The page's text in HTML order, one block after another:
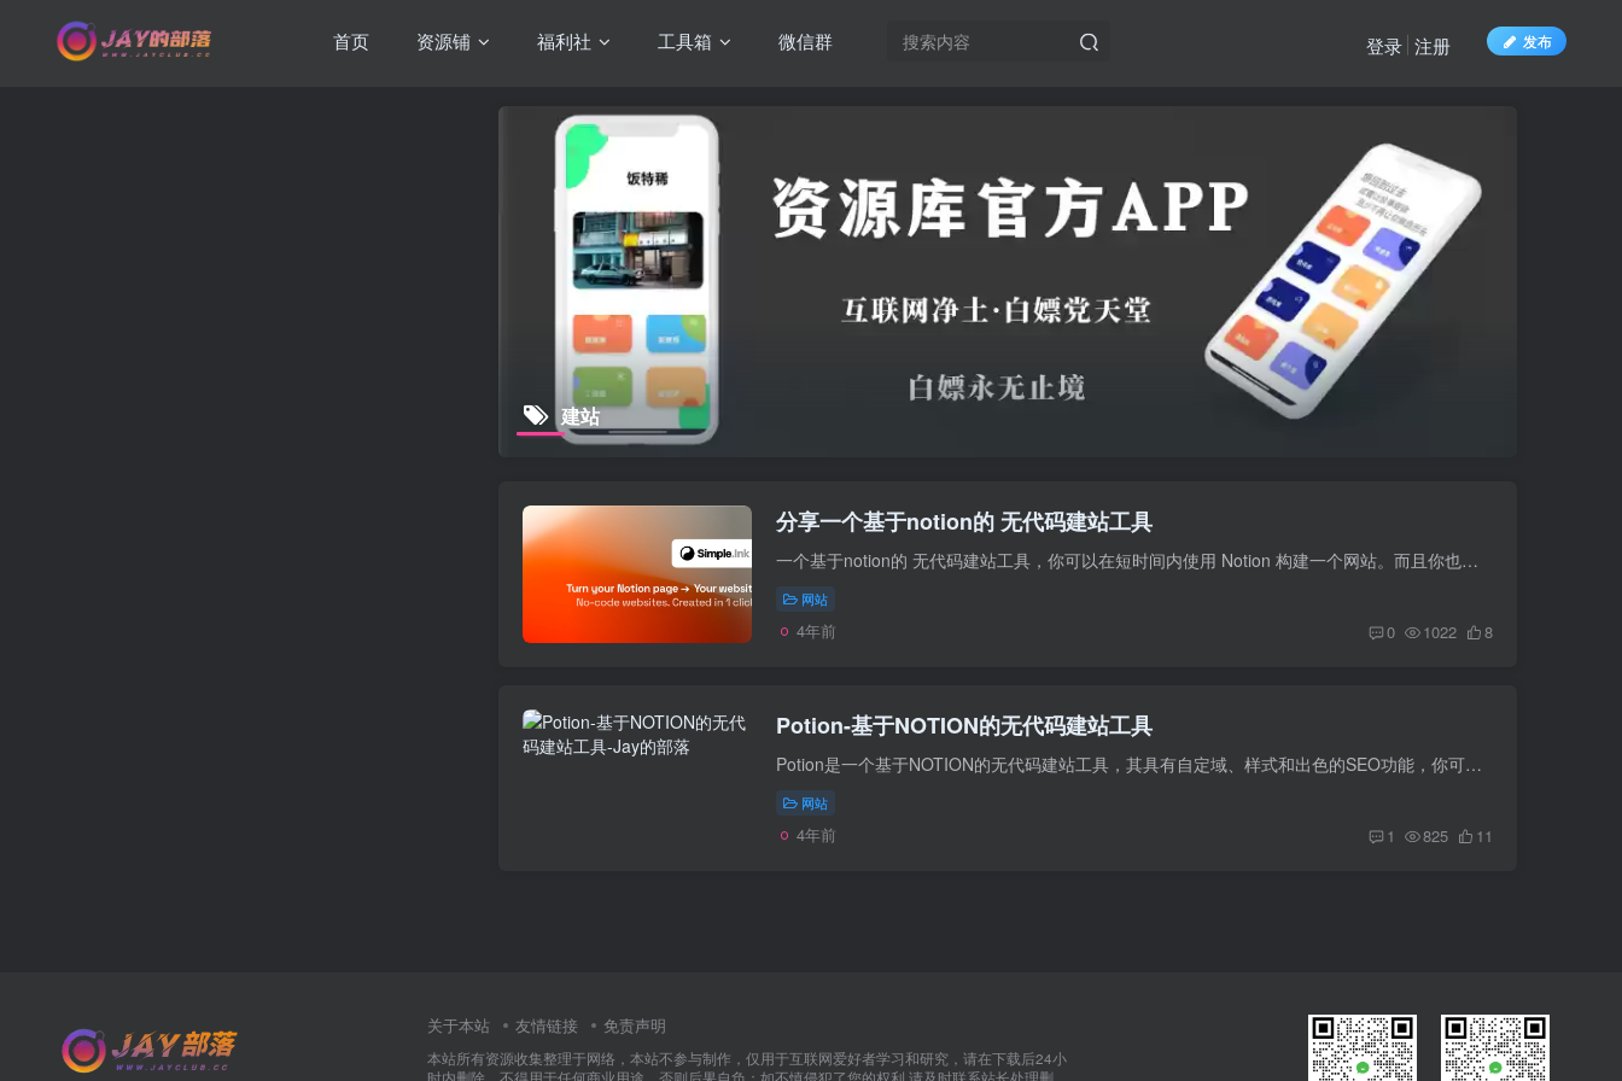
首页 资源铺 福利社 工具箱 微信群 发布
登录 注册
建站
分享一个基于notion的 无代码建站工具
一个基于notion的 无代码建站工具，你可以在短时间内使用 Notion 构建一个网站。而且你也不必担心 SEO，因为该平台会给你提供帮助 网站地址：https://www.simple.ink/
网站
4年前 0 1022 8
Potion-基于NOTION的无代码建站工具
Potion是一个基于NOTION的无代码建站工具，其具有自定域、样式和出色的SEO功能，你可以在几分钟内创建一个属于自己的具有出色性能的静态网站而且在 Notion 中进行更新时会得到立即响应。网站地...
网站
4年前 1 825 11
关于本站 友情链接 免责声明
本站所有资源收集整理于网络，本站不参与制作，仅用于互联网爱好者学习和研究，请在下载后24小